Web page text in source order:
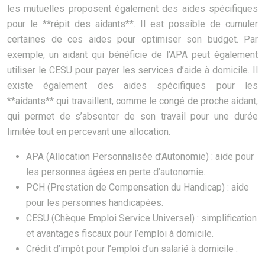
les mutuelles proposent également des aides spécifiques
pour le **répit des aidants**. Il est possible de cumuler
certaines de ces aides pour optimiser son budget. Par
exemple, un aidant qui bénéficie de l’APA peut également
utiliser le CESU pour payer les services d’aide à domicile. Il
existe également des aides spécifiques pour les
**aidants** qui travaillent, comme le congé de proche aidant,
qui permet de s’absenter de son travail pour une durée
limitée tout en percevant une allocation.
APA (Allocation Personnalisée d’Autonomie) : aide pour
les personnes âgées en perte d’autonomie.
PCH (Prestation de Compensation du Handicap) : aide
pour les personnes handicapées.
CESU (Chèque Emploi Service Universel) : simplification
et avantages fiscaux pour l’emploi à domicile.
Crédit d’impôt pour l’emploi d’un salarié à domicile :